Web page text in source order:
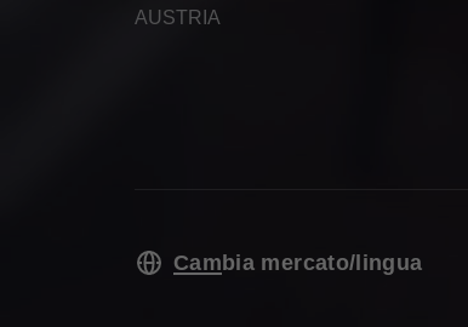
AUSTRIA
Cambia mercato/lingua